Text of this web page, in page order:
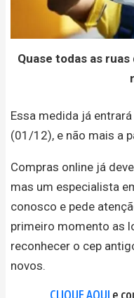
Quase todas as
Essa medida já
(01/12), e não mais a
Compras online já
mas um especialista
conosco e pede
primeiro momento as
reconhecer o cep
novos.
CLIQUE AQUI e